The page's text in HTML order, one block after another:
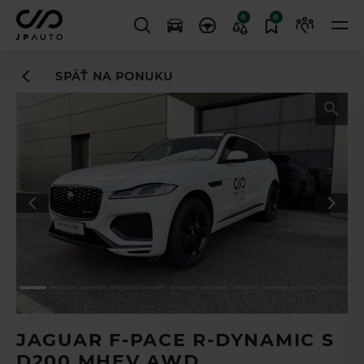
0 0
JAGUAR F-PACE R-DYNAMIC S
SPÄŤ NA PONUKU
Leasingový asistent
vám uľahčí